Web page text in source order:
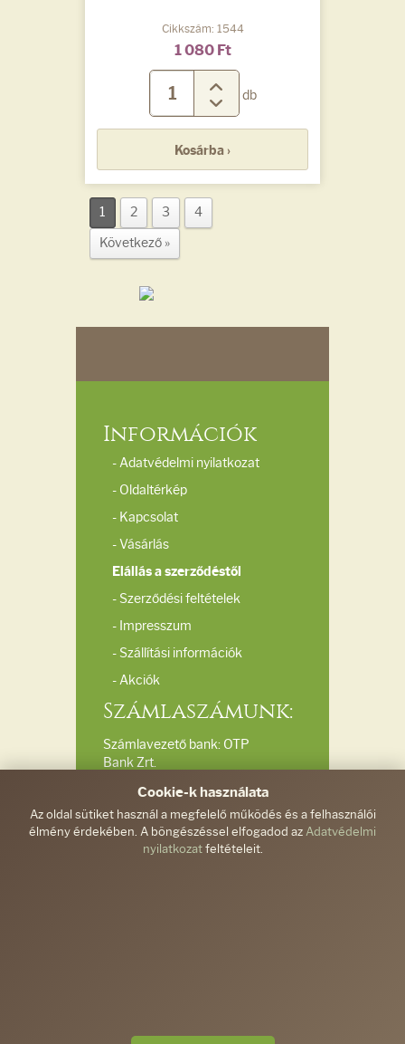
Cikkszám: 1544
1 080 Ft
db
Kosárba ›
1 2 3
4
Következő »
Információk
- Adatvédelmi nyilatkozat
- Oldaltérkép
- Kapcsolat
- Vásárlás
Elállás a szerződéstől
- Szerződési feltételek
- Impresszum
- Szállítási információk
- Akciók
Számlaszámunk:
Számlavezető bank: OTP
Bank Zrt.
Bankszámlaszám:
11732040-20039510
Elérhetőségeink:
Ferdinánd és Társa
Gyémántkézimunka.hu
Cookie-k használata
Az oldal sütiket használ a megfelelő működés és a felhasználói
élmény érdekében. A böngészéssel elfogadod az Adatvédelmi
nyilatkozatfeltételeit.